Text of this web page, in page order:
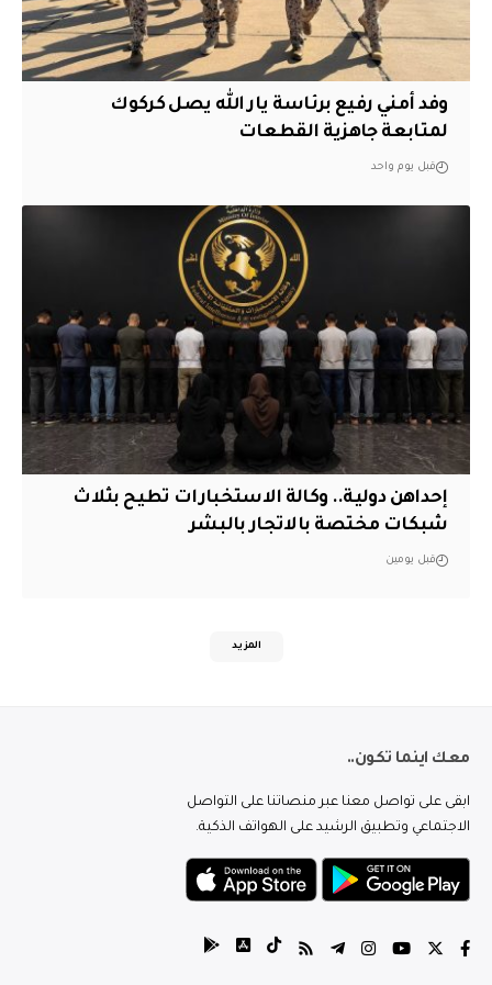
وفد أمني رفيع برئاسة يار الله يصل كركوك
لمتابعة جاهزية القطعات
قبل يوم واحد
إحداهن دولية.. وكالة الاستخبارات تطيح بثلاث
شبكات مختصة بالاتجار بالبشر
قبل يومين
المزيد
معك اينما تكون..
ابقى على تواصل معنا عبر منصاتنا على التواصل
الاجتماعي وتطبيق الرشيد على الهواتف الذكية.